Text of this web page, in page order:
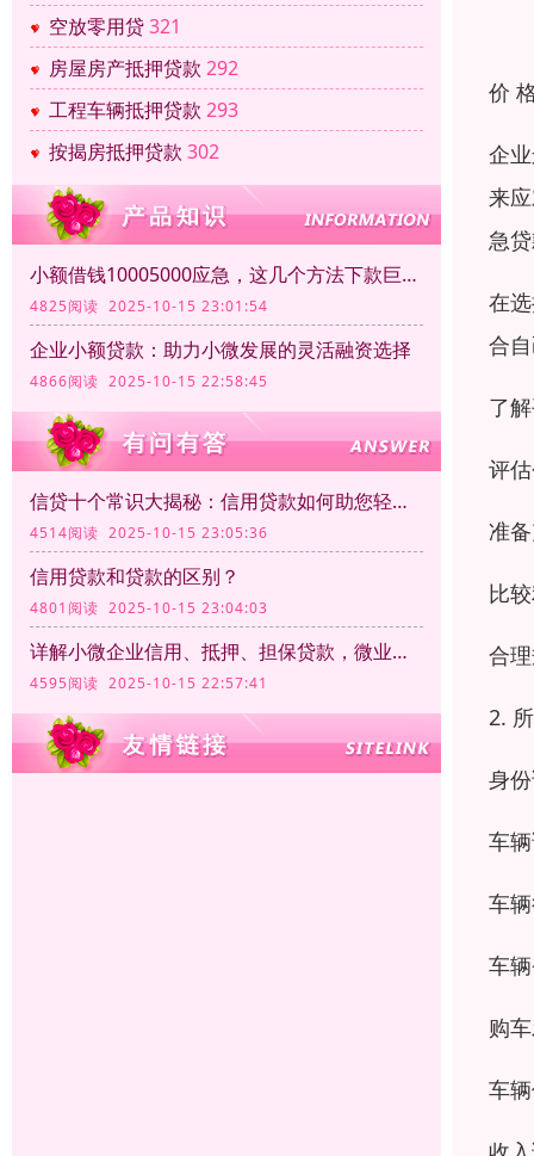
空放零用贷321
房屋房产抵押贷款 292
工程车辆抵押贷款 293
按揭房抵押贷款 302
小额借钱10005000应急，这几个方法下款巨方便！
4825阅读 2025-10-15 23:01:54
企业小额贷款：助力小微发展的灵活融资选择
4866阅读 2025-10-15 22:58:45
信贷十个常识大揭秘：信用贷款如何助您轻松融资
4514阅读 2025-10-15 23:05:36
信用贷款和贷款的区别？
4801阅读 2025-10-15 23:04:03
详解小微企业信用、抵押、担保贷款，微业贷如何脱颖而出？
4595阅读 2025-10-15 22:57:41
价
企
来
急
在
合
了
评
准
比
合
2.
身
车
车
车
购
车